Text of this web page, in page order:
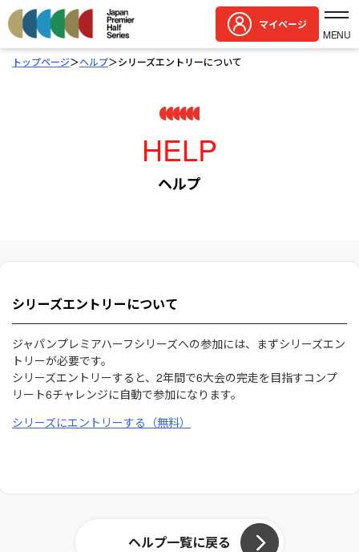
MENU
マイページ
トップページ＞ヘルプ＞シリーズエントリーについて
HELP
ヘルプ
シリーズエントリーについて
ジャパンプレミアハーフシリーズへの参加には、まずシリーズエン
トリーが必要です。
シリーズエントリーすると、2年間で6大会の完走を目指すコンプ
リート6チャレンジに自動で参加になります。
シリーズにエントリーする（無料）
ヘルプ一覧に戻る